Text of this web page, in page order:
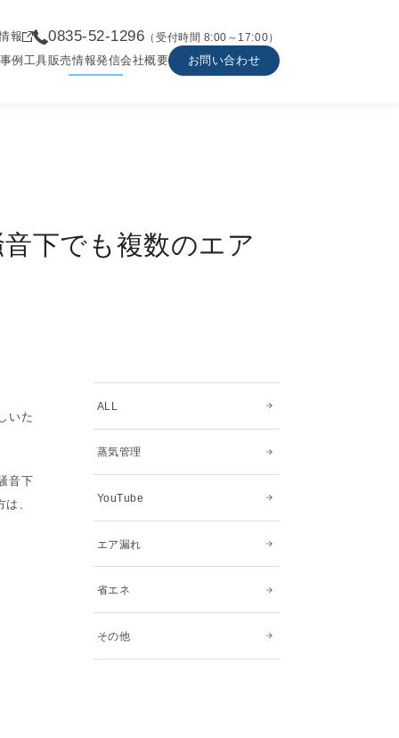
報 0835-52-1296 （受付時間 8:00～17:00）
例 工具販売情報発信会社概要 お問い合わせ
下でも複数のエア
いた
音下
、
ALL
蒸気管理
YouTube
エア漏れ
省エネ
その他